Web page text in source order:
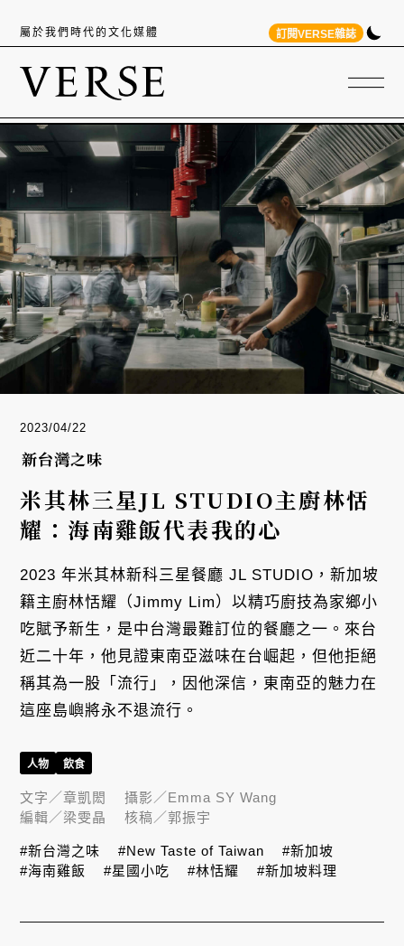
屬於我們時代的文化媒體 訂閱VERSE雜誌
2023/04/22
新台灣之味
米其林三星JL STUDIO主廚林恬
耀：海南雞飯代表我的心
2023 年米其林新科三星餐廳 JL STUDIO，新加坡
籍主廚林恬耀（Jimmy Lim）以精巧廚技為家鄉小
吃賦予新生，是中台灣最難訂位的餐廳之一。來台
近二十年，他見證東南亞滋味在台崛起，但他拒絕
稱其為一股「流行」，因他深信，東南亞的魅力在
這座島嶼將永不退流行。
人物 飲食
文字／章凱閎 攝影／Emma SY Wang
編輯／梁雯晶 核稿／郭振宇
#新台灣之味 #New Taste of Taiwan
#新加坡
#海南雞飯
#星國小吃 #林恬耀 #新加坡料理